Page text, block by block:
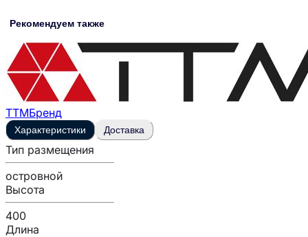
Рекомендуем также
ТТМБренд
Характеристики Доставка
Тип размещения
островной
Высота
400
Длина